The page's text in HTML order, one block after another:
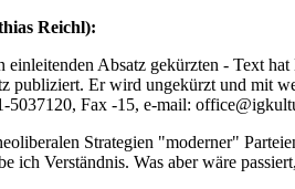
Reichl):
einleitenden Absatz gekürzten - Text
Er wird ungekürzt und mit
5037120, Fax -15, e-mail:
Strategien "moderner"
ich Verständnis. Was aber wäre